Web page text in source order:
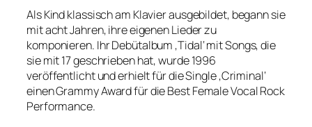
Als Kind klassisch am Klavier ausgebildet, begann sie
mit acht Jahren, ihre eigenen Lieder zu
komponieren. Ihr Debütalbum ‚Tidal‘ mit Songs, die
sie mit 17 geschrieben hat, wurde 1996
veröffentlicht und erhielt für die Single ‚Criminal‘
einen Grammy Award für die Best Female Vocal Rock
Performance.